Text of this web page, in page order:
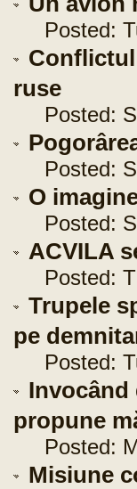
Posted:
ruse
Posted:
Posted:
O
Posted:
ACVILA
Posted:
Trupele
pe
Posted:
Invocând
propune
Posted:
Misiune